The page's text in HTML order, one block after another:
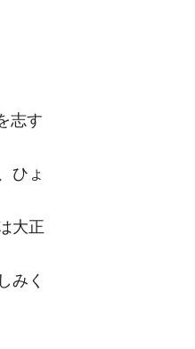
志す
ひょ
大正
みく